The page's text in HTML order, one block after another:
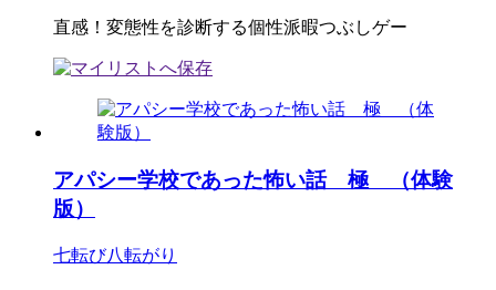
直感！変態性を診断する個性派暇つぶしゲー
アパシー学校であった怖い話 極 （体験
版）
七転び八転がり